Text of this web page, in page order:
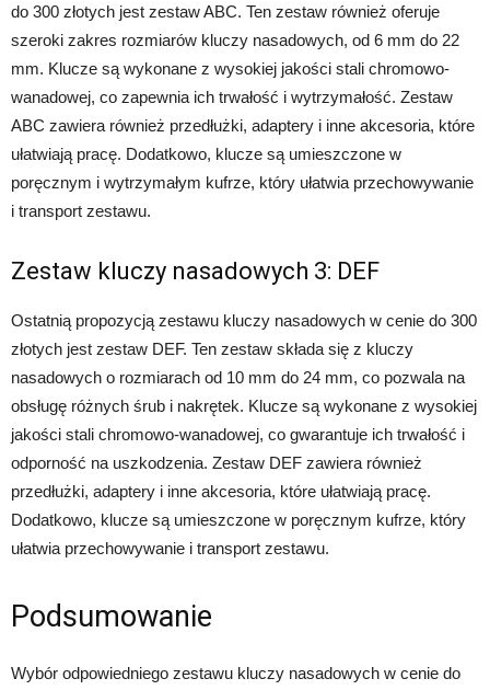
do 300 złotych jest zestaw ABC. Ten zestaw również oferuje
szeroki zakres rozmiarów kluczy nasadowych, od 6 mm do 22
mm. Klucze są wykonane z wysokiej jakości stali chromowo-
wanadowej, co zapewnia ich trwałość i wytrzymałość. Zestaw
ABC zawiera również przedłużki, adaptery i inne akcesoria, które
ułatwiają pracę. Dodatkowo, klucze są umieszczone w
poręcznym i wytrzymałym kufrze, który ułatwia przechowywanie
i transport zestawu.
Zestaw kluczy nasadowych 3: DEF
Ostatnią propozycją zestawu kluczy nasadowych w cenie do 300
złotych jest zestaw DEF. Ten zestaw składa się z kluczy
nasadowych o rozmiarach od 10 mm do 24 mm, co pozwala na
obsługę różnych śrub i nakrętek. Klucze są wykonane z wysokiej
jakości stali chromowo-wanadowej, co gwarantuje ich trwałość i
odporność na uszkodzenia. Zestaw DEF zawiera również
przedłużki, adaptery i inne akcesoria, które ułatwiają pracę.
Dodatkowo, klucze są umieszczone w poręcznym kufrze, który
ułatwia przechowywanie i transport zestawu.
Podsumowanie
Wybór odpowiedniego zestawu kluczy nasadowych w cenie do